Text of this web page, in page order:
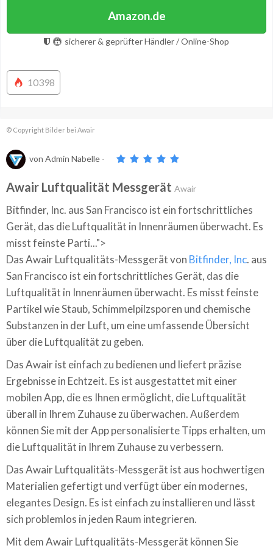
Amazon.de
sicherer & geprüfter Händler / Online-Shop
10398
© Copyright Bilder bei Awair
von Admin Nabelle -
Awair Luftqualität Messgerät Awair
Bitfinder, Inc. aus San Francisco ist ein fortschrittliches
Gerät, das die Luftqualität in Innenräumen überwacht. Es
misst feinste Parti...">
Das Awair Luftqualitäts-Messgerät von Bitfinder, Inc. aus
San Francisco ist ein fortschrittliches Gerät, das die
Luftqualität in Innenräumen überwacht. Es misst feinste
Partikel wie Staub, Schimmelpilzsporen und chemische
Substanzen in der Luft, um eine umfassende Übersicht
über die Luftqualität zu geben.
Das Awair ist einfach zu bedienen und liefert präzise
Ergebnisse in Echtzeit. Es ist ausgestattet mit einer
mobilen App, die es Ihnen ermöglicht, die Luftqualität
überall in Ihrem Zuhause zu überwachen. Außerdem
können Sie mit der App personalisierte Tipps erhalten, um
die Luftqualität in Ihrem Zuhause zu verbessern.
Das Awair Luftqualitäts-Messgerät ist aus hochwertigen
Materialien gefertigt und verfügt über ein modernes,
elegantes Design. Es ist einfach zu installieren und lässt
sich problemlos in jeden Raum integrieren.
Mit dem Awair Luftqualitäts-Messgerät können Sie